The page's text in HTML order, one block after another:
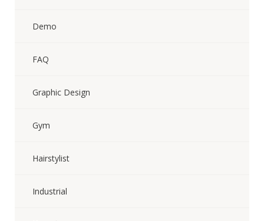
Demo
FAQ
Graphic Design
Gym
Hairstylist
Industrial